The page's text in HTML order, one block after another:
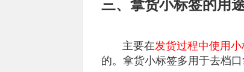
主要在发货过程中使用
的。拿货小标签多用于去档